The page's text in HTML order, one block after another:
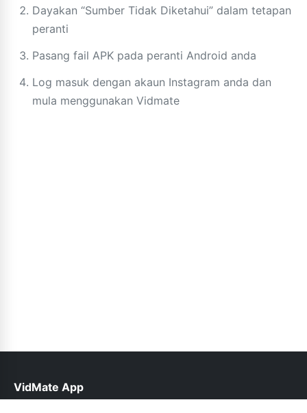
Dayakan “Sumber Tidak Diketahui” dalam tetapan
peranti
Pasang fail APK pada peranti Android anda
Log masuk dengan akaun Instagram anda dan
mula menggunakan Vidmate
VidMate App